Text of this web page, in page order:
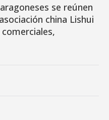
se reúnen
china Lishui